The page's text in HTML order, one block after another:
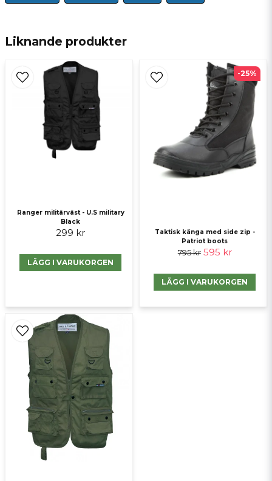
name
Namn
Ja, ni får publicera min fråga
Liknande produkter
Ranger militärväst - U.S military
Black
299 kr
LÄGG I VARUKORGEN
Taktisk känga med side zip -
Patriot boots
795 kr 595 kr
LÄGG I VARUKORGEN
-25%